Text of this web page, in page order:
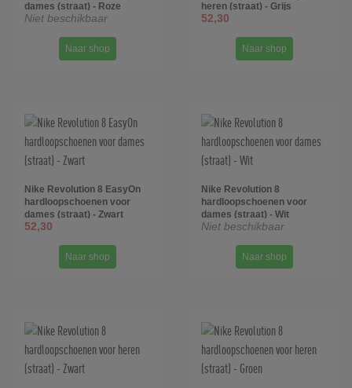
dames (straat) - Roze
Niet beschikbaar
Naar shop
heren (straat) - Grijs
52,30
Naar shop
Nike Revolution 8 EasyOn
hardloopschoenen voor
dames (straat) - Zwart
52,30
Naar shop
Nike Revolution 8
hardloopschoenen voor
dames (straat) - Wit
Niet beschikbaar
Naar shop